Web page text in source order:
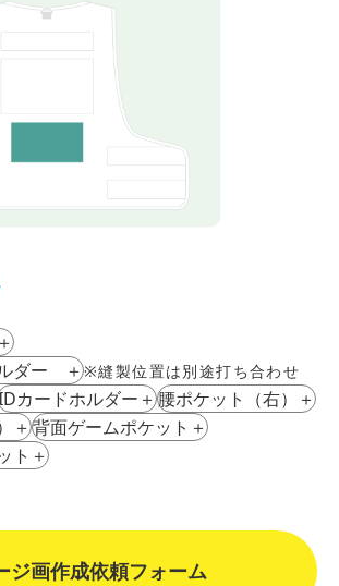
＋
ダー
＋※縫製位置は別途打ち合わせ
カードホルダー ＋腰ポケット（右）
＋
＋背⾯ゲームポケット ＋
ト ＋
ジ画作成依頼フォーム